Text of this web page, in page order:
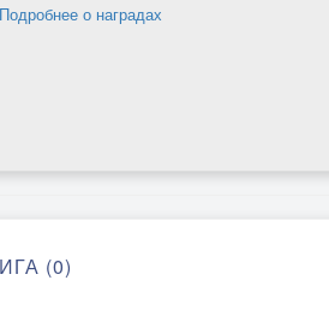
Подробнее о наградах
(0)